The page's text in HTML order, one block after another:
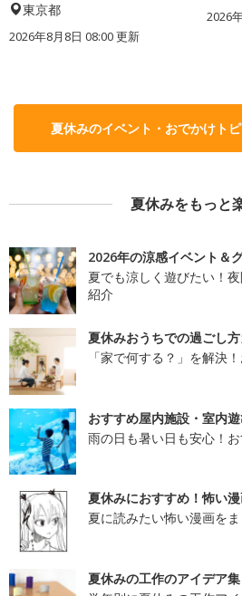
東京都
2026年8月8日 08:00更新
2026
夏休みのイベント・おでかけト
夏休みをもっと
2026年の涼感イベント＆
夏でも涼しく遊びたい！
紹介
夏休みおうちでの過ごし
「家で何する？」を解決
おすすめ屋内施設・室内
雨の日も暑い日も安心！
夏休みにおすすめ！怖い
夏に読みたい怖い漫画をま
夏休みの工作のアイデア集